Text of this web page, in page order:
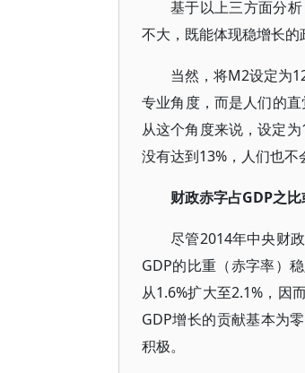
基于以上三方面分
不大，既能体现稳增长的
当然，将M2设定为
专业角度，而是人们的
从这个角度来说，设定
没有达到13%，人们也不
财政赤字占GDP之
尽管2014年中央财
GDP的比重（赤字率）
从1.6%扩大至2.1%，因
GDP增长的贡献基本为
积极。